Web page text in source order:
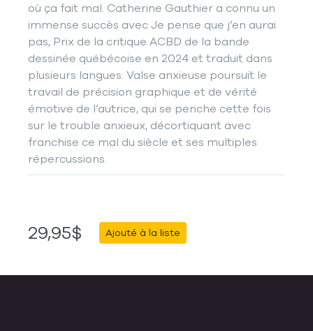
où ça fait mal. Catherine Gauthier a connu un
immense succès avec Je pense que j’en aurai
pas, Prix de la critique ACBD de la bande
dessinée québécoise en 2024 et traduit dans
plusieurs langues. Valse anxieuse poursuit le
travail de précision graphique et de vérité
émotive de l’autrice, qui se penche cette fois
sur le trouble anxieux, décortiquant avec
franchise ce mal du siècle et ses multiples
répercussions.
29,95$ Ajouté à la liste